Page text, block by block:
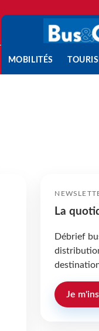
MOBILITÉS
La
Débrief
Je